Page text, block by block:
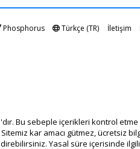
Phosphorus Türkçe (TR) İletişim
Bu sebeple içerikleri kontrol
kar amacı gütmez, ücretsiz
Yasal süre içerisinde